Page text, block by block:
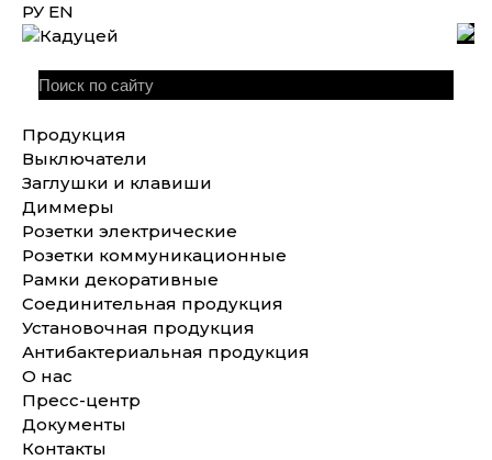
РУ EN
Продукция
Выключатели
Заглушки и клавиши
Диммеры
Розетки электрические
Розетки коммуникационные
Рамки декоративные
Соединительная продукция
Установочная продукция
Антибактериальная продукция
О нас
Пресс-центр
Документы
Контакты